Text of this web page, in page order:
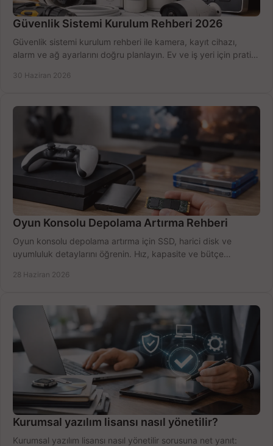
Güvenlik Sistemi Kurulum Rehberi 2026
Güvenlik sistemi kurulum rehberi ile kamera, kayıt cihazı,
alarm ve ağ ayarlarını doğru planlayın. Ev ve iş yeri için pratik
30 Haziran 2026
Oyun Konsolu Depolama Artırma Rehberi
Oyun konsolu depolama artırma için SSD, harici disk ve
uyumluluk detaylarını öğrenin. Hız, kapasite ve bütçe
28 Haziran 2026
Kurumsal yazılım lisansı nasıl yönetilir?
Kurumsal yazılım lisansı nasıl yönetilir sorusuna net yanıt: